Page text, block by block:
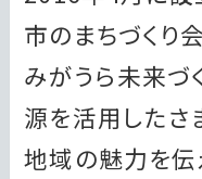
市のまちづくり
みがうら未来づ
源を活用したさ
地域の魅力を伝